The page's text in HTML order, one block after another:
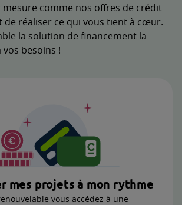
mesure comme nos offres de crédit
réaliser ce qui vous tient à cœur.
la solution de financement la
besoins !
mes projets à mon rythme
vous accédez à une